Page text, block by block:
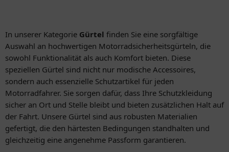
In unserer Kategorie Gürtel finden Sie eine sorgfältige
Auswahl an hochwertigen Motorradsicherheitsgürteln, die
sowohl Funktionalität als auch Komfort bieten. Diese
speziellen Gürtel sind nicht nur modische Accessoires,
sondern auch essenzielle Schutzartikel für jeden
Motorradfahrer. Sie sorgen dafür, dass Ihre Schutzkleidung
sicher an Ort und Stelle bleibt und bieten zusätzlichen Halt auf
der Fahrt. Unsere Gürtel sind aus robusten Materialien
gefertigt, die den härtesten Bedingungen standhalten und
gleichzeitig eine angenehme Passform garantieren.